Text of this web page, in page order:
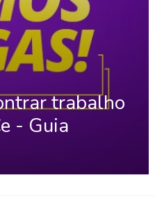
trabalho
- Guia